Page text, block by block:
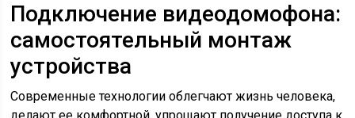
Подключение видеодомофона:
самостоятельный монтаж
устройства
Современные технологии облегчают жизнь человека,